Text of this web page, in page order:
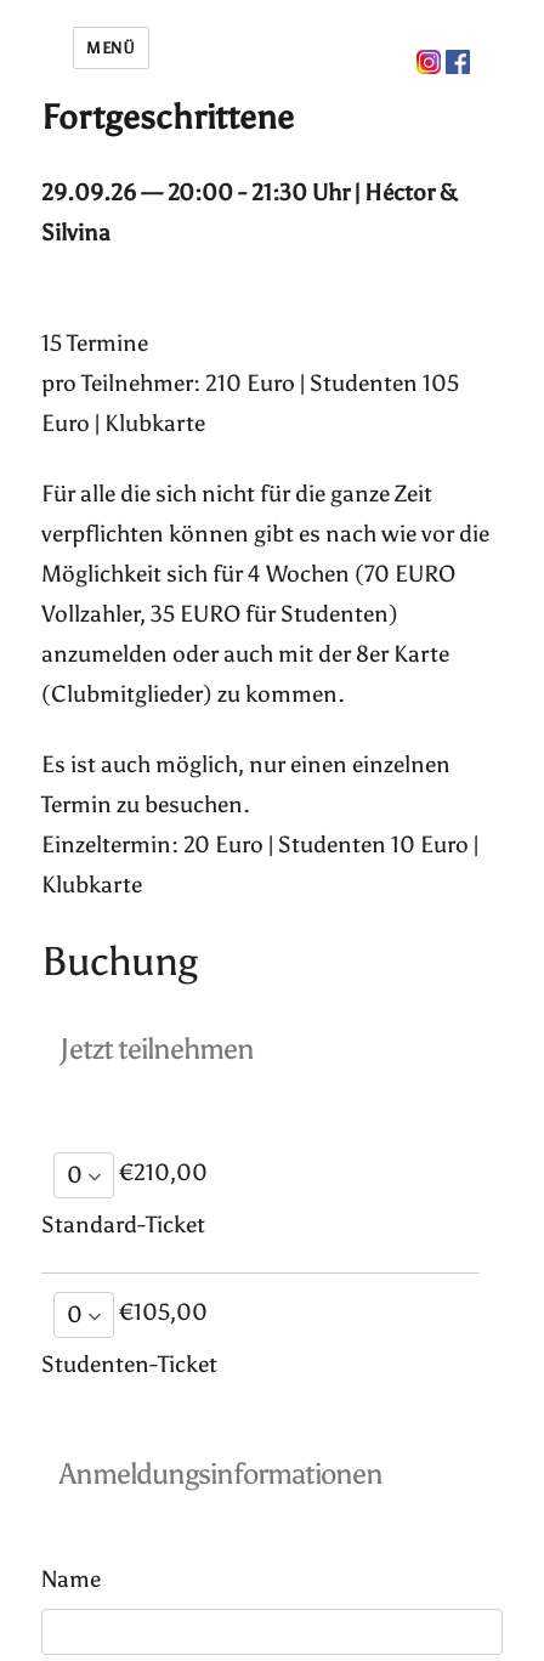
MENÜ
Fortgeschrittene
29.09.26 — 20:00 - 21:30 Uhr | Héctor &
Silvina
15 Termine
pro Teilnehmer: 210 Euro | Studenten 105
Euro | Klubkarte
Für alle die sich nicht für die ganze Zeit
verpflichten können gibt es nach wie vor die
Möglichkeit sich für 4 Wochen (70 EURO
Vollzahler, 35 EURO für Studenten)
anzumelden oder auch mit der 8er Karte
(Clubmitglieder) zu kommen.
Es ist auch möglich, nur einen einzelnen
Termin zu besuchen.
Einzeltermin: 20 Euro | Studenten 10 Euro |
Klubkarte
Buchung
Jetzt teilnehmen
€210,00
Standard-Ticket
€105,00
Studenten-Ticket
Anmeldungsinformationen
Name